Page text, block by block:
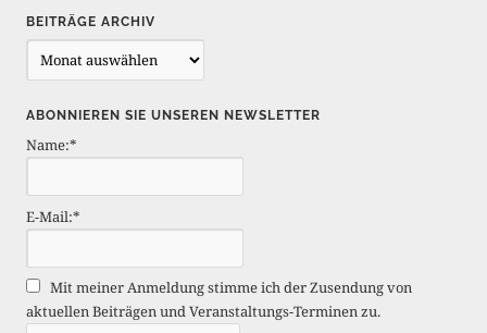
BEITRÄGE ARCHIV
e
t
r
g
e
r
c
h
ABONNIEREN SIE UNSEREN NEWSLETTER
Name:*
E-Mail:*
Mit meiner Anmeldung stimme ich der Zusendung von
aktuellen Beiträgen und Veranstaltungs-Terminen zu.